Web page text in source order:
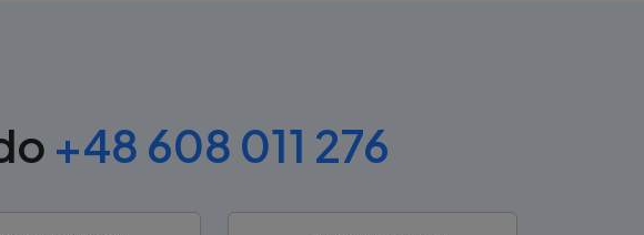
+48 608 011 276